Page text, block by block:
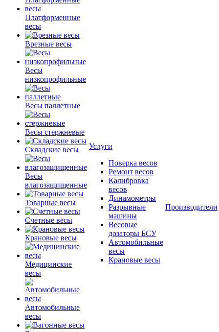
Платформенные
весы
Врезные весы
Весы
низкопрофильные
Весы паллетные
Весы стержневые
Складские весы
Весы
влагозащищенные
Товарные весы
Счетные весы
Крановые весы
Медицинские
весы
Автомобильные
весы
Услуги
Поверка весов
Ремонт весов
Калибровка
весов
Динамометры
Разрывные
машины
Весовые
дозаторы БСУ
Автомобильные
весы
Крановые весы
Производители